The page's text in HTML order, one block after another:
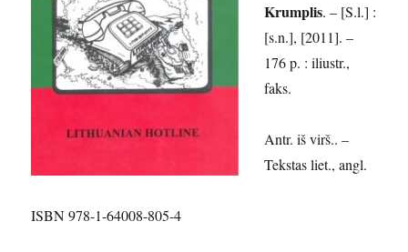
Krumplis. – [S.l.] :
[s.n.], [2011]. –
176 p. : iliustr.,
faks.
Antr. iš virš.. –
Tekstas liet., angl.
ISBN 978-1-64008-805-4